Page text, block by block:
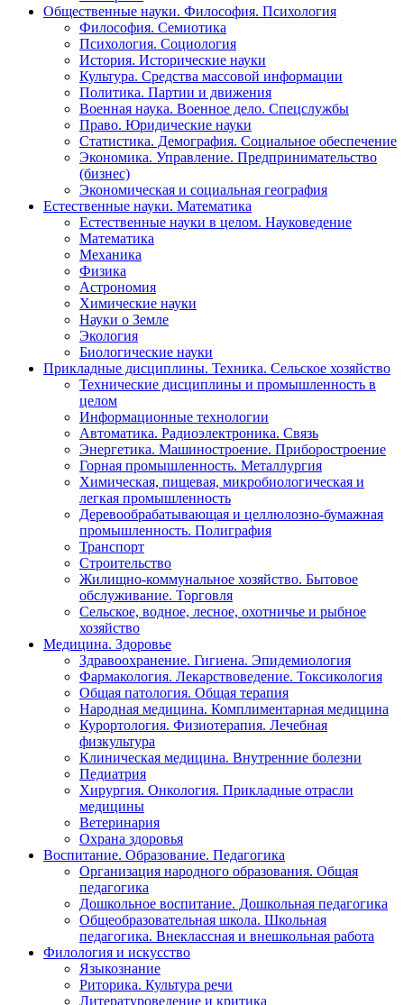
Общественные науки. Философия. Психология
Философия. Семиотика
Психология. Социология
История. Исторические науки
Культура. Средства массовой информации
Политика. Партии и движения
Военная наука. Военное дело. Спецслужбы
Право. Юридические науки
Статистика. Демография. Социальное обеспечение
Экономика. Управление. Предпринимательство
(бизнес)
Экономическая и социальная география
Естественные науки. Математика
Естественные науки в целом. Науковедение
Математика
Механика
Физика
Астрономия
Химические науки
Науки о Земле
Экология
Биологические науки
Прикладные дисциплины. Техника. Сельское хозяйство
Технические дисциплины и промышленность в
целом
Информационные технологии
Автоматика. Радиоэлектроника. Связь
Энергетика. Машиностроение. Приборостроение
Горная промышленность. Металлургия
Химическая, пищевая, микробиологическая и
легкая промышленность
Деревообрабатывающая и целлюлозно-бумажная
промышленность. Полиграфия
Транспорт
Строительство
Жилищно-коммунальное хозяйство. Бытовое
обслуживание. Торговля
Сельское, водное, лесное, охотничье и рыбное
хозяйство
Медицина. Здоровье
Здравоохранение. Гигиена. Эпидемиология
Фармакология. Лекарствоведение. Токсикология
Общая патология. Общая терапия
Народная медицина. Комплиментарная медицина
Курортология. Физиотерапия. Лечебная
физкультура
Клиническая медицина. Внутренние болезни
Педиатрия
Хирургия. Онкология. Прикладные отрасли
медицины
Ветеринария
Охрана здоровья
Воспитание. Образование. Педагогика
Организация народного образования. Общая
педагогика
Дошкольное воспитание. Дошкольная педагогика
Общеобразовательная школа. Школьная
педагогика. Внеклассная и внешкольная работа
Филология и искусство
Языкознание
Риторика. Культура речи
Литературоведение и критика